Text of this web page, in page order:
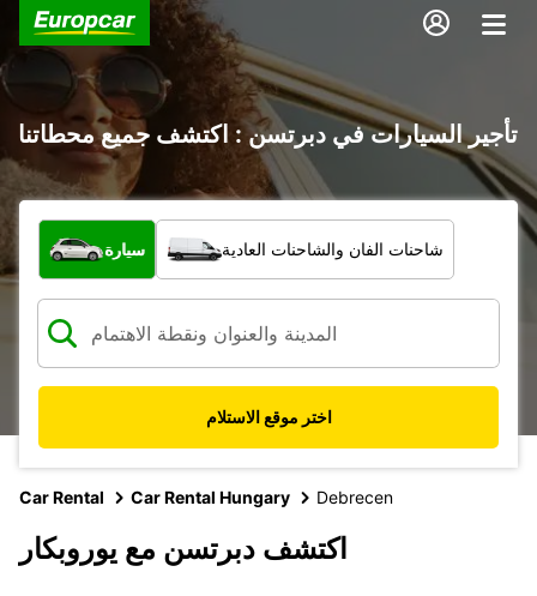
تأجير السيارات في دبرتسن : اكتشف جميع محطاتنا
ما نوع المركبة؟
سيارة شاحنات الفان والشاحنات العادية
اختر موقع الاستلام
Car Rental Car Rental Hungary Debrecen
اكتشف دبرتسن مع يوروبكار